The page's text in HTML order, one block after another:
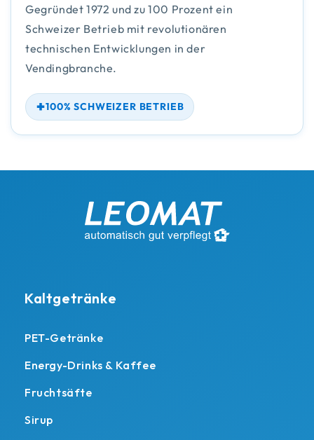
Gegründet 1972 und zu 100 Prozent ein
Schweizer Betrieb mit revolutionären
technischen Entwicklungen in der
Vendingbranche.
100% SCHWEIZER BETRIEB
Kaltgetränke
PET-Getränke
Energy-Drinks & Kaffee
Fruchtsäfte
Sirup